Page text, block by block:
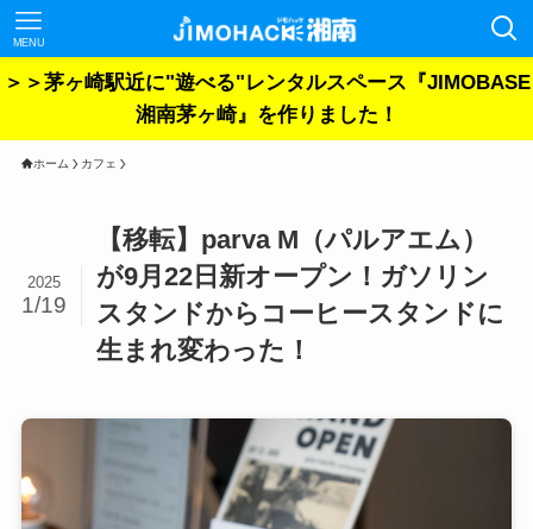
MENU
＞＞茅ヶ崎駅近に"遊べる"レンタルスペース『JIMOBASE
湘南茅ヶ崎』を作りました！
ホーム カフェ
【移転】parva M（パルアエム）
が9月22日新オープン！ガソリン
スタンドからコーヒースタンドに
生まれ変わった！
2025
1/19